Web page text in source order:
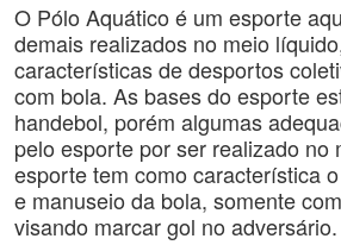
O Pólo Aquático é um esporte
demais realizados no meio
características de desportos
com bola. As bases do esporte
handebol, porém algumas
pelo esporte por ser realizado no
esporte tem como característica
e manuseio da bola, somente
visando marcar gol no